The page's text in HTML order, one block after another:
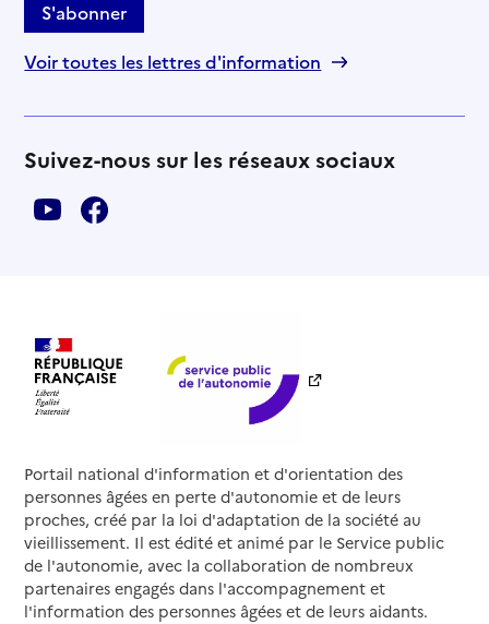
S'abonner
Voir toutes les lettres d'information
Suivez-nous sur les réseaux sociaux
Portail national d'information et d'orientation des
personnes âgées en perte d'autonomie et de leurs
proches, créé par la loi d'adaptation de la société au
vieillissement. Il est édité et animé par le Service public
de l'autonomie, avec la collaboration de nombreux
partenaires engagés dans l'accompagnement et
l'information des personnes âgées et de leurs aidants.